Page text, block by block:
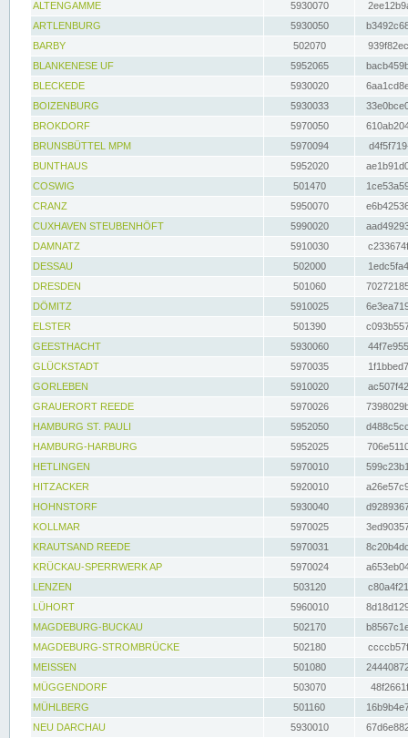
ALTENGAMME
5930070
ARTLENBURG
5930050
BARBY
502070
BLANKENESE UF
5952065
BLECKEDE
5930020
BOIZENBURG
5930033
BROKDORF
5970050
BRUNSBÜTTEL MPM
5970094
BUNTHAUS
5952020
COSWIG
501470
CRANZ
5950070
CUXHAVEN STEUBENHÖFT
5990020
DAMNATZ
5910030
DESSAU
502000
DRESDEN
501060
DÖMITZ
5910025
ELSTER
501390
GEESTHACHT
5930060
GLÜCKSTADT
5970035
GORLEBEN
5910020
GRAUERORT REEDE
5970026
HAMBURG ST. PAULI
5952050
HAMBURG-HARBURG
5952025
HETLINGEN
5970010
HITZACKER
5920010
HOHNSTORF
5930040
KOLLMAR
5970025
KRAUTSAND REEDE
5970031
KRÜCKAU-SPERRWERK AP
5970024
LENZEN
503120
LÜHORT
5960010
MAGDEBURG-BUCKAU
502170
MAGDEBURG-STROMBRÜCKE
502180
MEISSEN
501080
MÜGGENDORF
503070
MÜHLBERG
501160
NEU DARCHAU
5930010